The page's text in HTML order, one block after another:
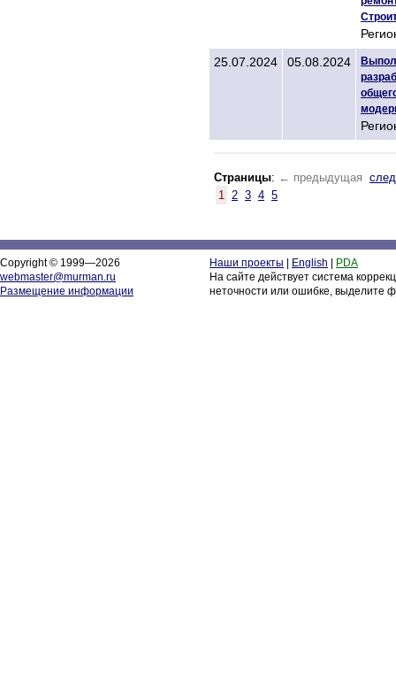
25.07.2024
05.08.2024
Страницы: ← предыдущая
1 2 3 4 5
Copyright © 1999—2026
webmaster@murman.ru
Размещение информации
Наши проекты English
PDA
На сайте действует система
неточности или ошибке, выделите